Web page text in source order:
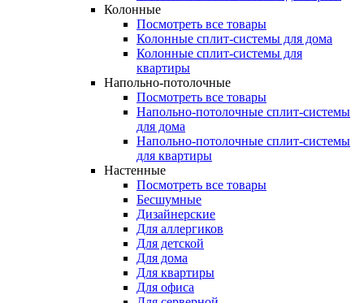
Колонные
Посмотреть все товары
Колонные сплит-системы для дома
Колонные сплит-системы для
квартиры
Напольно-потолочные
Посмотреть все товары
Напольно-потолочные сплит-системы
для дома
Напольно-потолочные сплит-системы
для квартиры
Настенные
Посмотреть все товары
Бесшумные
Дизайнерские
Для аллергиков
Для детской
Для дома
Для квартиры
Для офиса